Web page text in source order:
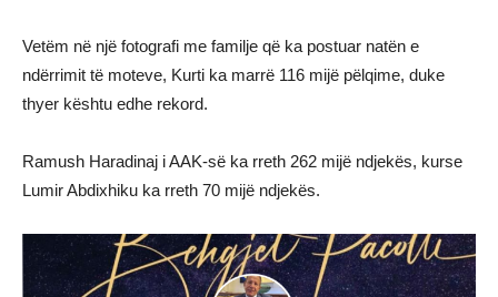
Vetëm në një fotografi me familje që ka postuar natën e
ndërrimit të moteve, Kurti ka marrë 116 mijë pëlqime, duke
thyer kështu edhe rekord.
Ramush Haradinaj i AAK-së ka rreth 262 mijë ndjekës, kurse
Lumir Abdixhiku ka rreth 70 mijë ndjekës.